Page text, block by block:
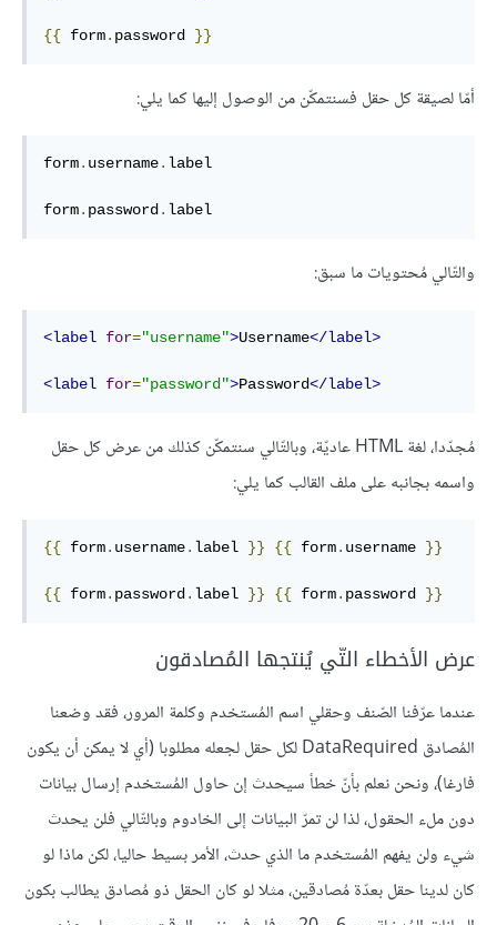
{{ form. password }}
أمّا لصيقة كل حقل فسنتمكّن من الوصول إليها كما يلي:
form. username. label
form. password. label
والتّالي مُحتويات ما سبق:
<label for="username">Username</label>
<label for="password">Password</label>
مُجدّدا، لغة HTML عاديّة، وبالتّالي سنتمكّن كذلك من عرض كل حقل
واسمه بجانبه على ملف القالب كما يلي:
{{ form. username. label }} {{ form. username }}
{{ form. password. label }} {{ form. password }}
عرض الأخطاء التّي يُنتجها المُصادقون
عندما عرّفنا الصّنف وحقلي اسم المُستخدم وكلمة المرور، فقد وضعنا
المُصادق DataRequired لكل حقل لجعله مطلوبا (أي لا يمكن أن يكون
فارغا)، ونحن نعلم بأنّ خطأ سيحدث إن حاول المُستخدم إرسال بيانات
دون ملء الحقول، لذا لن تمرّ البيانات إلى الخادوم وبالتّالي فلن يحدث
شيء ولن يفهم المُستخدم ما الذي حدث، الأمر بسيط حاليا، لكن ماذا لو
كان لدينا حقل بعدّة مُصادقين، مثلا لو كان الحقل ذو مُصادق يطالب بكون